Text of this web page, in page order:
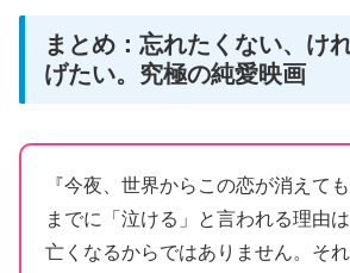
まとめ：忘れたくない、け
げたい。究極の純愛映画
『今夜、世界からこの恋が消えて
までに「泣ける」と言われる理由
亡くなるからではありません。それ